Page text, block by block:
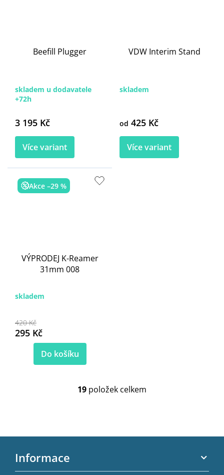
Beefill Plugger
skladem u dodavatele
+72h
3 195 Kč
Více variant
VDW Interim Stand
skladem
od 425 Kč
Více variant
Akce –29 %
VÝPRODEJ K-Reamer
31mm 008
skladem
420 Kč
295 Kč
Do košíku
O
a
p
19 položek celkem
Z
Informace